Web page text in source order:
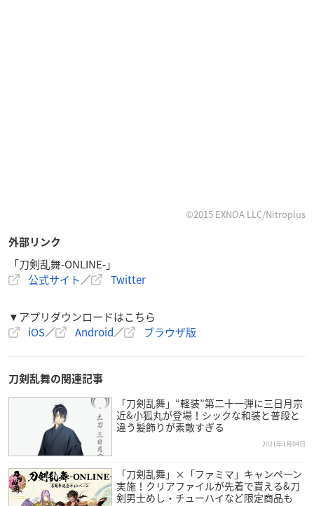
©2015 EXNOA LLC/Nitroplus
外部リンク
「刀剣乱舞-ONLINE-」
公式サイト／ Twitter
▼アプリダウンロードはこちら
iOS／ Android／ ブラウザ版
刀剣乱舞の関連記事
「刀剣乱舞」“軽装”第二十一弾に三日月宗
近&小狐丸が登場！シックな和装と普段と
違う髪飾りが素敵すぎる
2021年1月04日
「刀剣乱舞」×「ファミマ」キャンペーン
実施！クリアファイルが先着で貰える&刀
剣男士めし・チューハイなど限定商品も